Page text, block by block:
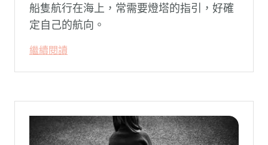
船隻航行在海上，常需要燈塔的指引，好確
定自己的航向。
繼續閱讀